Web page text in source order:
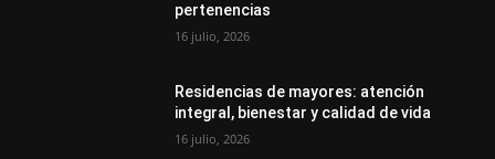
pertenencias
16 julio, 2026
Residencias de mayores: atención
integral, bienestar y calidad de vida
16 julio, 2026